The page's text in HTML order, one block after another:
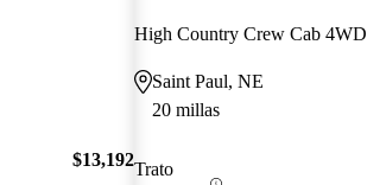
$13,192
High Country Crew Cab 4WD
Saint Paul, NE
20 millas
Trato